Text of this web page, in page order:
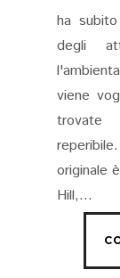
ha
degli
viene
trovate
originale
Hill,...